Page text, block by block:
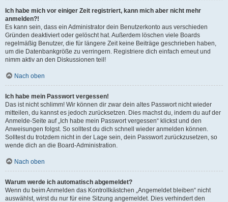
Ich habe mich vor einiger Zeit registriert, kann mich aber nicht mehr
anmelden?!
Es kann sein, dass ein Administrator dein Benutzerkonto aus verschieden
Gründen deaktiviert oder gelöscht hat. Außerdem löschen viele Boards
regelmäßig Benutzer, die für längere Zeit keine Beiträge geschrieben haben,
um die Datenbankgröße zu verringern. Registriere dich einfach erneut und
nimm aktiv an den Diskussionen teil!
Nach oben
Ich habe mein Passwort vergessen!
Das ist nicht schlimm! Wir können dir zwar dein altes Passwort nicht wieder
mitteilen, du kannst es jedoch zurücksetzen. Dies machst du, indem du auf der
Anmelde-Seite auf „Ich habe mein Passwort vergessen“ klickst und den
Anweisungen folgst. So solltest du dich schnell wieder anmelden können.
Solltest du trotzdem nicht in der Lage sein, dein Passwort zurückzusetzen, so
wende dich an die Board-Administration.
Nach oben
Warum werde ich automatisch abgemeldet?
Wenn du beim Anmelden das Kontrollkästchen „Angemeldet bleiben“ nicht
auswählst, wirst du nur für eine Sitzung angemeldet. Dies verhindert den